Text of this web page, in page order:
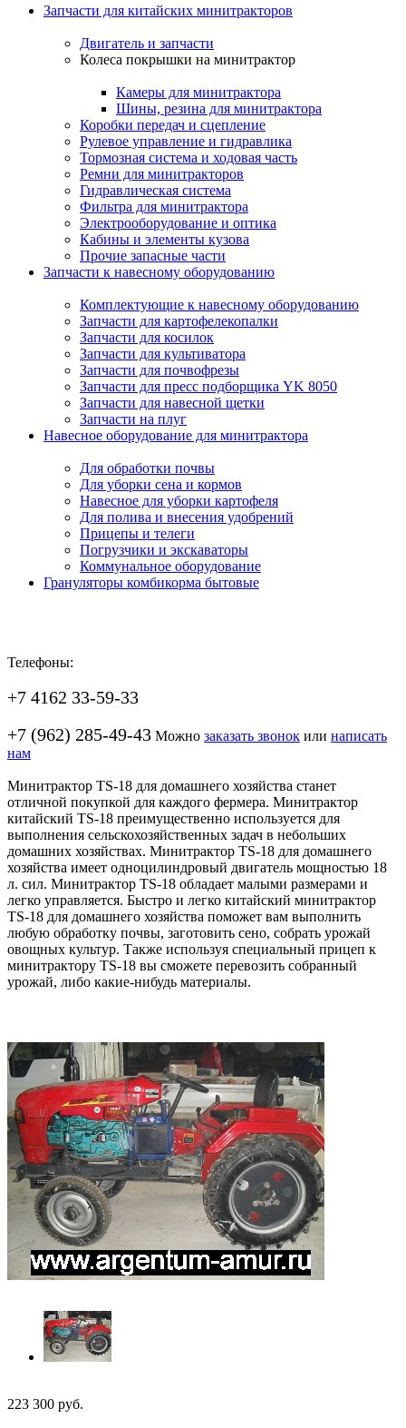
Запчасти для китайских минитракторов
Двигатель и запчасти
Колеса покрышки на минитрактор
Камеры для минитрактора
Шины, резина для минитрактора
Коробки передач и сцепление
Рулевое управление и гидравлика
Тормозная система и ходовая часть
Ремни для минитракторов
Гидравлическая система
Фильтра для минитрактора
Электрооборудование и оптика
Кабины и элементы кузова
Прочие запасные части
Запчасти к навесному оборудованию
Комплектующие к навесному оборудованию
Запчасти для картофелекопалки
Запчасти для косилок
Запчасти для культиватора
Запчасти для почвофрезы
Запчасти для пресс подборщика YK 8050
Запчасти для навесной щетки
Запчасти на плуг
Навесное оборудование для минитрактора
Для обработки почвы
Для уборки сена и кормов
Навесное для уборки картофеля
Для полива и внесения удобрений
Прицепы и телеги
Погрузчики и экскаваторы
Коммунальное оборудование
Грануляторы комбикорма бытовые
Телефоны:
+7 4162 33-59-33
+7 (962) 285-49-43 Можно заказать звонок или написать
нам
Минитрактор TS-18 для домашнего хозяйства станет
отличной покупкой для каждого фермера. Минитрактор
китайский TS-18 преимущественно используется для
выполнения сельскохозяйственных задач в небольших
домашних хозяйствах. Минитрактор TS-18 для домашнего
хозяйства имеет одноцилиндровый двигатель мощностью 18
л. сил. Минитрактор TS-18 обладает малыми размерами и
легко управляется. Быстро и легко китайский минитрактор
TS-18 для домашнего хозяйства поможет вам выполнить
любую обработку почвы, заготовить сено, собрать урожай
овощных культур. Также используя специальный прицеп к
минитрактору TS-18 вы сможете перевозить собранный
урожай, либо какие-нибудь материалы.
223 300 руб.